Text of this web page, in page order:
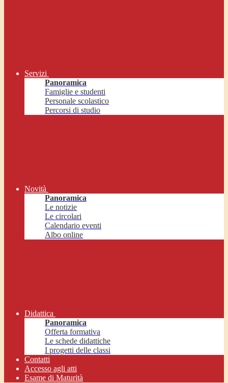
Servizi
Panoramica
Famiglie e studenti
Personale scolastico
Percorsi di studio
Novità
Panoramica
Le notizie
Le circolari
Calendario eventi
Albo online
Didattica
Panoramica
Offerta formativa
Le schede didattiche
I progetti delle classi
Contatti
Accesso agli atti
Esame di Maturità